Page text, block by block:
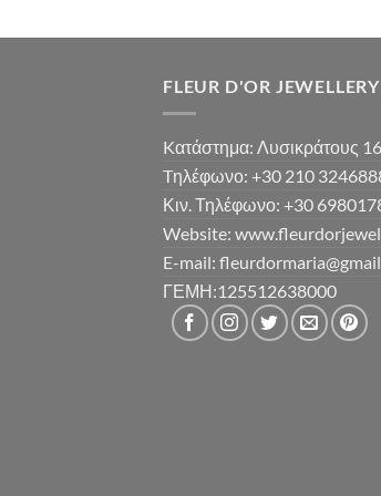
FLEUR D'OR JEWELLERY
Kατάστημα: Λυσικράτους
Tηλέφωνο: +30 210
Κιν. Τηλέφωνο: +30
Website:
E-mail:
ΓΕΜΗ:125512638000